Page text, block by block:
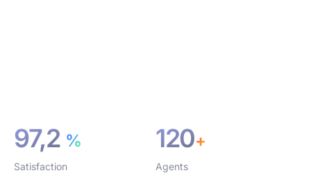
97,2 %
Satisfaction
120+
Agents